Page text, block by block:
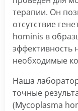
терапии. Он
отсутствие
hominis в
эффективность
необходимые
Наша
точные
(Mycoplasma